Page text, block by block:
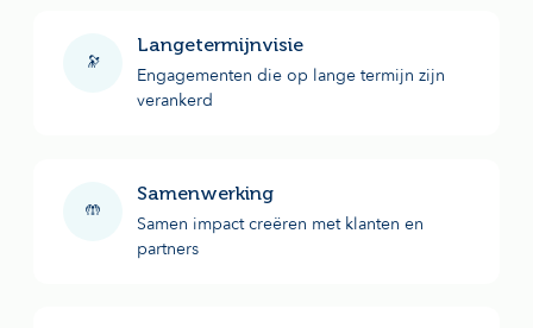
🔭
Langetermijnvisie
Engagementen die op lange termijn zijn
verankerd
🤲
Samenwerking
Samen impact creëren met klanten en
partners